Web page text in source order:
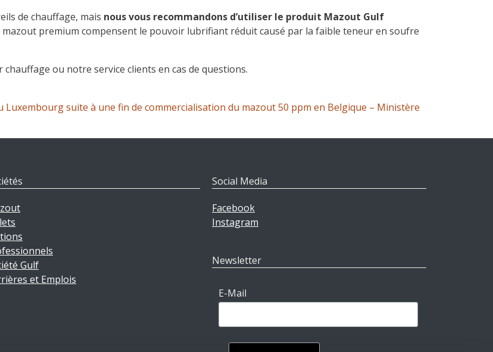
de chauffage, mais nous vous recommandons d’utiliser le produit Mazout Gulf
mazout premium compensent le pouvoir lubrifiant réduit causé par la faible teneur en soufre
ou notre service clients en cas de questions.
suite à une fin de commercialisation du mazout 50 ppm en Belgique – Ministère
Gulf
et Emplois
Social Media
Facebook
Instagram
Newsletter
E-Mail